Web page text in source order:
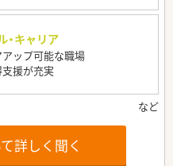
・キャリア
ップ可能な職場
援が充実
詳しく聞く